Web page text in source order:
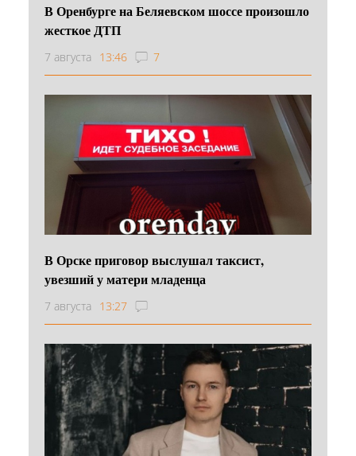
В Оренбурге на Беляевском шоссе произошло
жесткое ДТП
7 августа 13:46 7
В Орске приговор выслушал таксист,
увезший у матери младенца
7 августа 13:27